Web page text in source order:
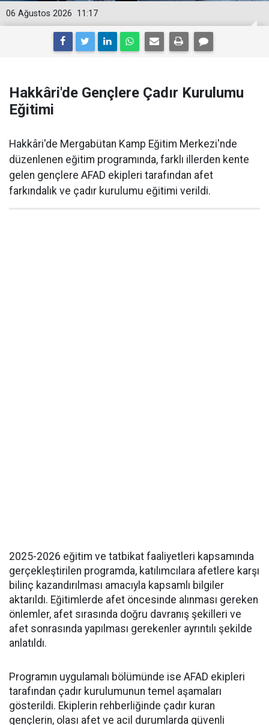
11:17
06 Ağustos 2026
Hakkâri'de Gençlere Çadır Kurulumu
Eğitimi
Hakkâri'de Mergabütan Kamp Eğitim Merkezi'nde
düzenlenen eğitim programında, farklı illerden kente
gelen gençlere AFAD ekipleri tarafından afet
farkındalık ve çadır kurulumu eğitimi verildi.
2025-2026 eğitim ve tatbikat faaliyetleri kapsamında
gerçekleştirilen programda, katılımcılara afetlere karşı
bilinç kazandırılması amacıyla kapsamlı bilgiler
aktarıldı. Eğitimlerde afet öncesinde alınması gereken
önlemler, afet sırasında doğru davranış şekilleri ve
afet sonrasında yapılması gerekenler ayrıntılı şekilde
anlatıldı.
Programın uygulamalı bölümünde ise AFAD ekipleri
tarafından çadır kurulumunun temel aşamaları
gösterildi. Ekiplerin rehberliğinde çadır kuran
gençlerin, olası afet ve acil durumlarda güvenli